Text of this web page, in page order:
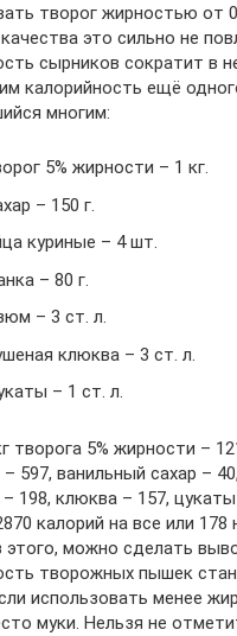
творог жирностью от
это сильно не
сырников сократит в
калорийность ещё
многим:
5% жирности – 1 кг.
– 150 г.
куриные – 4 шт.
– 80 г.
– 3 ст. л.
клюква – 3 ст. л.
– 1 ст. л.
творога 5% жирности –
– 597, ванильный сахар –
198, клюква – 157,
калорий на все или 178
этого, можно сделать
творожных пышек
использовать менее
муки. Нельзя не